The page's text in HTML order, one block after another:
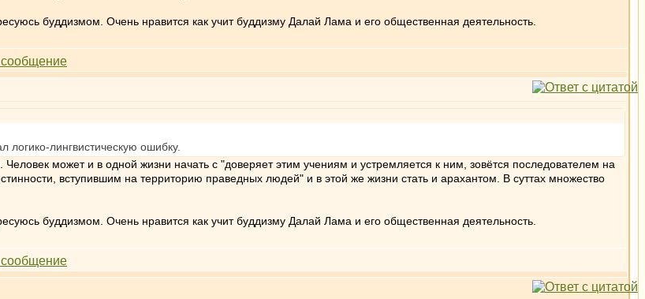
буддизмом. Очень нравится как учит буддизму Далай Лама и его общественная деятельность.
лингвистическую ошибку.
Человек может и в одной жизни начать с "доверяет этим учениям и устремляется к ним, зовётся последователем на
вступившим на территорию праведных людей" и в этой же жизни стать и арахантом. В суттах множество
буддизмом. Очень нравится как учит буддизму Далай Лама и его общественная деятельность.